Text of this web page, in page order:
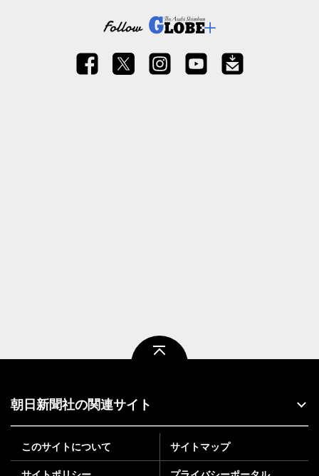
朝日新聞社の関連サイト
このサイトについて サイトマップ